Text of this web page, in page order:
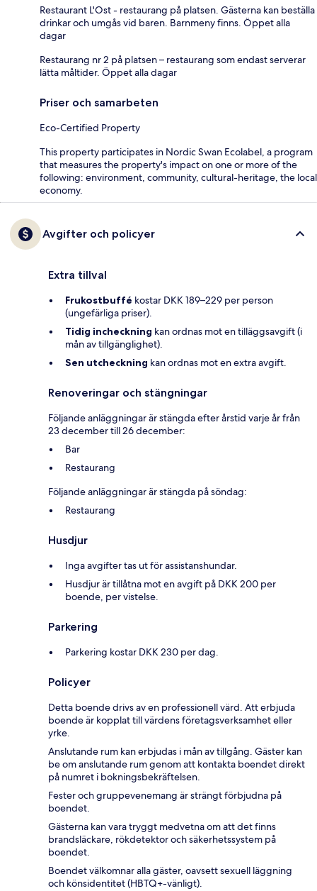
Restaurant L'Ost - restaurang på platsen. Gästerna kan beställa
drinkar och umgås vid baren. Barnmeny finns. Öppet alla
dagar
Restaurang nr 2 på platsen – restaurang som endast serverar
lätta måltider. Öppet alla dagar
Priser och samarbeten
Eco-Certified Property
This property participates in Nordic Swan Ecolabel, a program
that measures the property's impact on one or more of the
following: environment, community, cultural-heritage, the local
economy.
Avgifter och policyer
Extra tillval
Frukostbuffé kostar DKK 189–229 per person
(ungefärliga priser).
Tidig incheckning kan ordnas mot en tilläggsavgift (i
mån av tillgänglighet).
Sen utcheckning kan ordnas mot en extra avgift.
Renoveringar och stängningar
Följande anläggningar är stängda efter årstid varje år från
23 december till 26 december:
Bar
Restaurang
Följande anläggningar är stängda på söndag:
Restaurang
Husdjur
Inga avgifter tas ut för assistanshundar.
Husdjur är tillåtna mot en avgift på DKK 200 per
boende, per vistelse.
Parkering
Parkering kostar DKK 230 per dag.
Policyer
Detta boende drivs av en professionell värd. Att erbjuda
boende är kopplat till värdens företagsverksamhet eller
yrke.
Anslutande rum kan erbjudas i mån av tillgång. Gäster kan
be om anslutande rum genom att kontakta boendet direkt
på numret i bokningsbekräftelsen.
Fester och gruppevenemang är strängt förbjudna på
boendet.
Gästerna kan vara tryggt medvetna om att det finns
brandsläckare, rökdetektor och säkerhetssystem på
boendet.
Boendet välkomnar alla gäster, oavsett sexuell läggning
och könsidentitet (HBTQ+-vänligt).